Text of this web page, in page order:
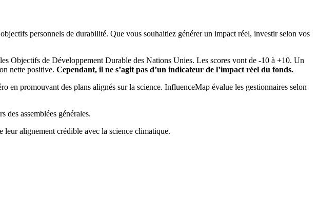
personnels de durabilité. Que vous souhaitiez générer un impact réel, investir selon vos
Objectifs de Développement Durable des Nations Unies. Les scores vont de -10 à +10. Un
nette positive. Cependant, il ne s’agit pas d’un indicateur de l’impact réel du fonds.
en promouvant des plans alignés sur la science. InfluenceMap évalue les gestionnaires selon
des assemblées générales.
alignement crédible avec la science climatique.